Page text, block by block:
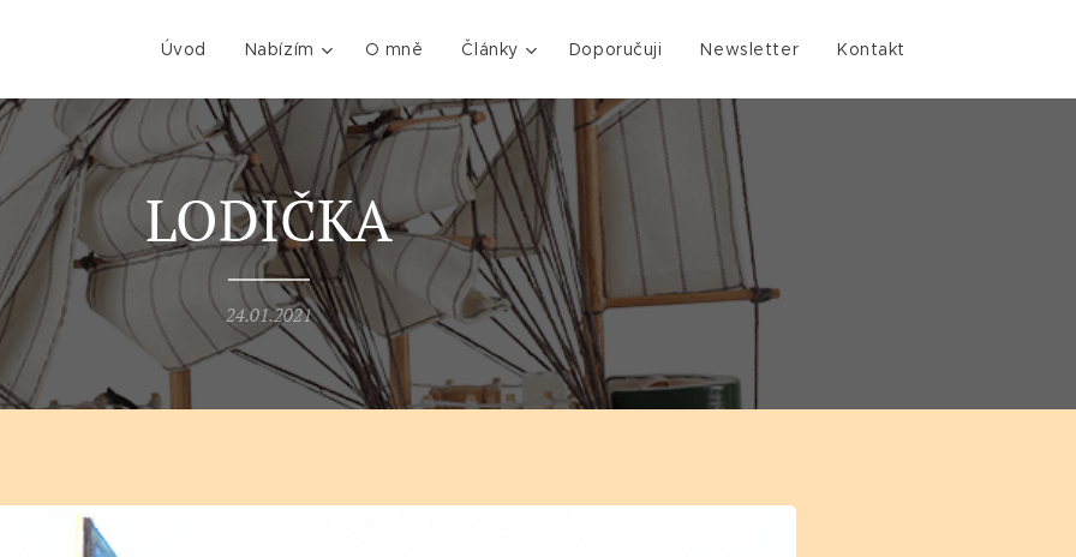
Úvod Nabízím O mně Články Doporučuji Newsletter Kontakt
LODIČKA
24.01.2021